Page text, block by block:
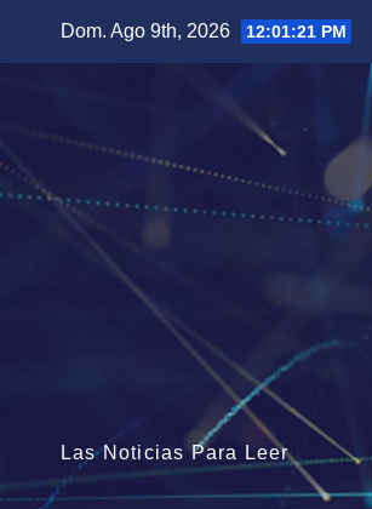
Dom. Ago 9th, 2026 12:01:22 PM
Las Noticias Para Leer